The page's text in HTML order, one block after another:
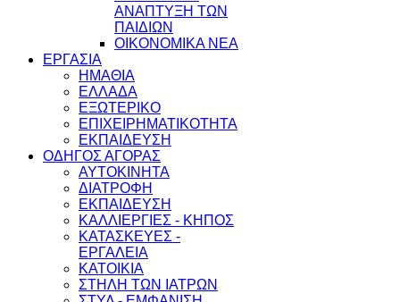
ΑΝΑΠΤΥΞΗ ΤΩΝ
ΠΑΙΔΙΩΝ
ΟΙΚΟΝΟΜΙΚΑ ΝΕΑ
ΕΡΓΑΣΙΑ
ΗΜΑΘΙΑ
ΕΛΛΑΔΑ
ΕΞΩΤΕΡΙΚΟ
ΕΠΙΧΕΙΡΗΜΑΤΙΚΟΤΗΤΑ
ΕΚΠΑΙΔΕΥΣΗ
ΟΔΗΓΟΣ ΑΓΟΡΑΣ
ΑΥΤΟΚΙΝΗΤΑ
ΔΙΑΤΡΟΦΗ
ΕΚΠΑΙΔΕΥΣΗ
ΚΑΛΛΙΕΡΓΙΕΣ - ΚΗΠΟΣ
ΚΑΤΑΣΚΕΥΕΣ -
ΕΡΓΑΛΕΙΑ
ΚΑΤΟΙΚΙΑ
ΣΤΗΛΗ ΤΩΝ ΙΑΤΡΩΝ